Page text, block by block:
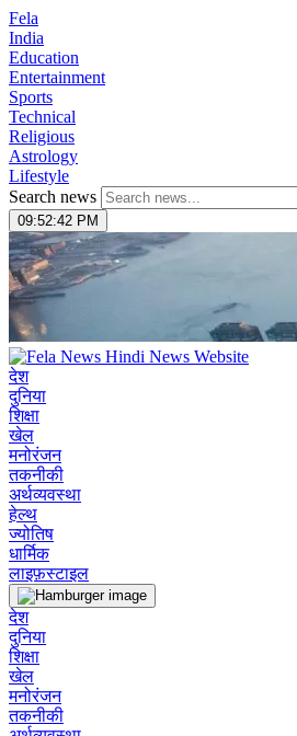
Fela
India
Education
Entertainment
Sports
Technical
Religious
Astrology
Lifestyle
Search news
09:52:43 PM
देश
दुनिया
शिक्षा
खेल
मनोरंजन
तकनीकी
अर्थव्यवस्था
हेल्थ
ज्योतिष
धार्मिक
लाइफ़स्टाइल
देश
दुनिया
शिक्षा
खेल
मनोरंजन
तकनीकी